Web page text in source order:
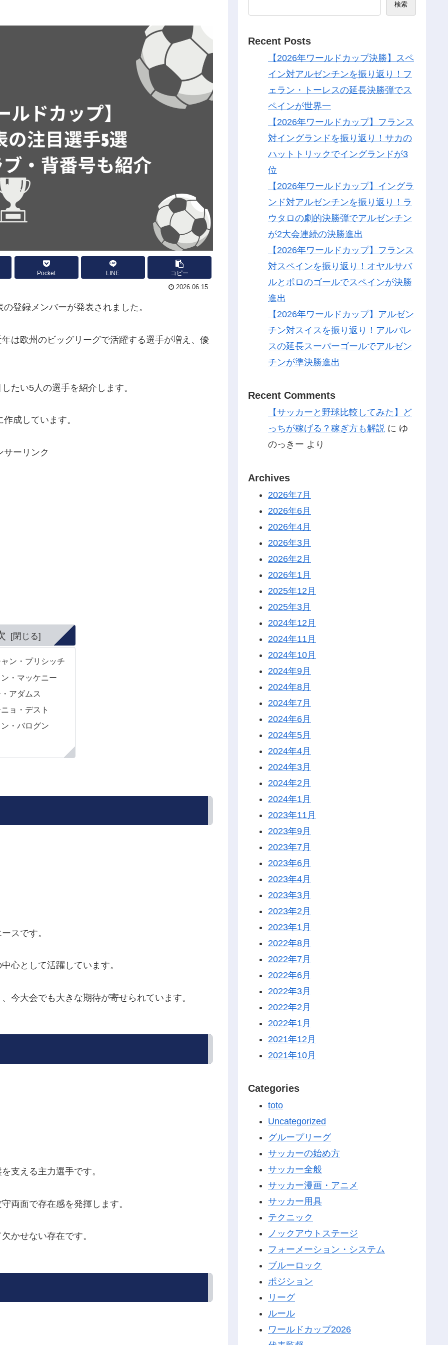
Pocket LINE コピー
2026.06.15
登録メンバーが発表されました。
は欧州のビッグリーグで活躍する選手が増え、優
たい5人の選手を紹介します。
成しています。
サーリンク
ン・プリシッチ
・マッケニー
アダムス
ョ・デスト
・バログン
スです。
心として活躍しています。
今大会でも大きな期待が寄せられています。
支える主力選手です。
両面で存在感を発揮します。
かせない存在です。
検索
Recent Posts
【2026年ワールドカップ決勝】スペ
イン対アルゼンチンを振り返り！フ
ェラン・トーレスの延長決勝弾でス
ペインが世界一
【2026年ワールドカップ】フランス
対イングランドを振り返り！サカの
ハットトリックでイングランドが3
位
【2026年ワールドカップ】イングラ
ンド対アルゼンチンを振り返り！ラ
ウタロの劇的決勝弾でアルゼンチン
が2大会連続の決勝進出
【2026年ワールドカップ】フランス
対スペインを振り返り！オヤルサバ
ルとポロのゴールでスペインが決勝
進出
【2026年ワールドカップ】アルゼン
チン対スイスを振り返り！アルバレ
スの延長スーパーゴールでアルゼン
チンが準決勝進出
Recent Comments
【サッカーと野球比較してみた】ど
っちが稼げる？稼ぎ方も解説 に ゆ
のっきー より
Archives
2026年7月
2026年6月
2026年4月
2026年3月
2026年2月
2026年1月
2025年12月
2025年3月
2024年12月
2024年11月
2024年10月
2024年9月
2024年8月
2024年7月
2024年6月
2024年5月
2024年4月
2024年3月
2024年2月
2024年1月
2023年11月
2023年9月
2023年7月
2023年6月
2023年4月
2023年3月
2023年2月
2023年1月
2022年8月
2022年7月
2022年6月
2022年3月
2022年2月
2022年1月
2021年12月
2021年10月
Categories
toto
Uncategorized
グループリーグ
サッカーの始め方
サッカー全般
サッカー漫画・アニメ
サッカー用具
テクニック
ノックアウトステージ
フォーメーション・システム
ブルーロック
ポジション
リーグ
ルール
ワールドカップ2026